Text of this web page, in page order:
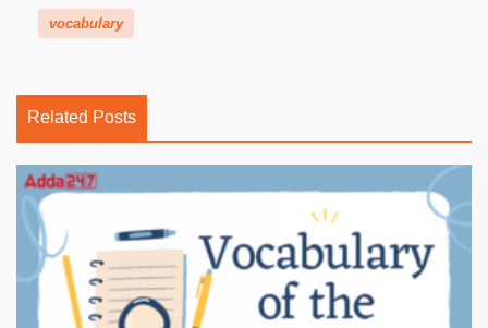
vocabulary
Related Posts